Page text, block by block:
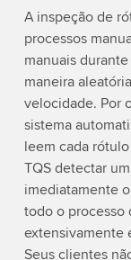
A inspeção de
processos
manuais
maneira
velocidade. Por
sistema
leem cada
TQS detectar
imediatamente
todo o processo
extensivamente
Seus clientes